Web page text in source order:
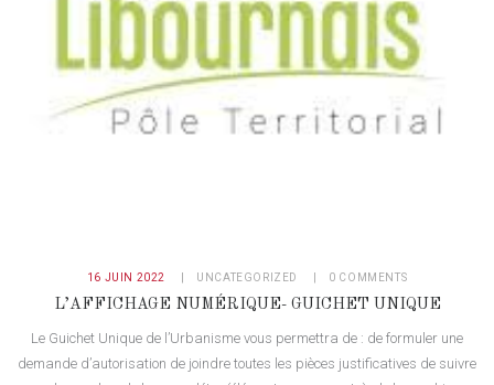
16 JUIN 2022 UNCATEGORIZED 0 COMMENTS
L’AFFICHAGE NUMÉRIQUE- GUICHET UNIQUE
Le Guichet Unique de l’Urbanisme vous permettra de : de formuler une
demande d’autorisation de joindre toutes les pièces justificatives de suivre